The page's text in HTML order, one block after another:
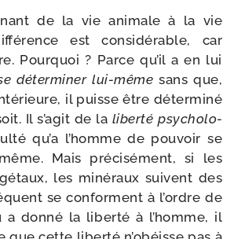
de la vie ani­male à la vie
est consi­dé­rable, car
Pourquoi ? Parce qu’il a en lui
déter­mi­ner lui-​même sans que,
il puisse être déter­mi­né
Il s’agit de la liber­té psy­cho­lo­
qu’a l’homme de pou­voir se
Mais pré­ci­sé­ment, si les
les miné­raux suivent des
se conforment à l’ordre de
a don­né la liber­té à l’homme, il